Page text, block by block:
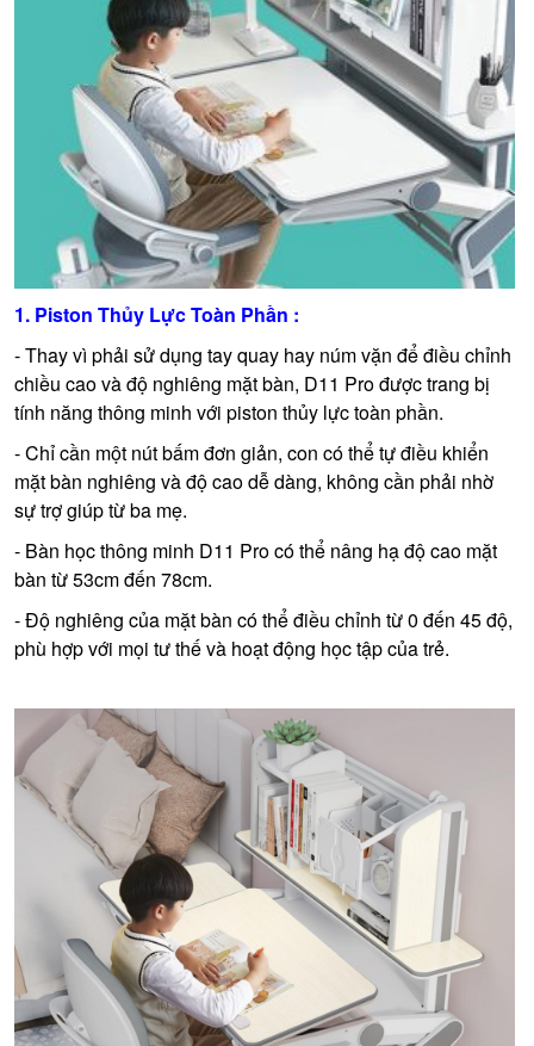
1. Piston Thủy Lực Toàn Phần :
- Thay vì phải sử dụng tay quay hay núm vặn để điều chỉnh
chiều cao và độ nghiêng mặt bàn, D11 Pro được trang bị
tính năng thông minh với piston thủy lực toàn phần.
- Chỉ cần một nút bấm đơn giản, con có thể tự điều khiển
mặt bàn nghiêng và độ cao dễ dàng, không cần phải nhờ
sự trợ giúp từ ba mẹ.
- Bàn học thông minh D11 Pro có thể nâng hạ độ cao mặt
bàn từ 53cm đến 78cm.
- Độ nghiêng của mặt bàn có thể điều chỉnh từ 0 đến 45 độ,
phù hợp với mọi tư thế và hoạt động học tập của trẻ.